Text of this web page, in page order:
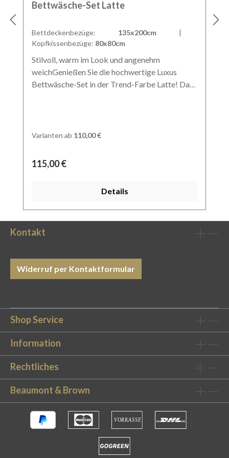
Bettwäsche-Set Latte
Bettdeckenbezüge: 135x200cm |
Kopfkissenbezüge: 80x80cm
Stilvoll, warm im Look und angenehm
weichGenießen Sie die hochwertige Luxus
Bettwäsche-Set in der Trend-Farbe Latte! Das
ausgewogene Balance zwischen Eleganz und
zeichnet sich durch Langlebigkeit und
unzähligen Waschgängen Ihr Aussehen und Ihre
Baumwolle: Das erstklassige Material und die
hohe Fadendichte von 400 TC schaffen eine
zudem für ein perfektes
Schlaferlebnis. Perfekter Sitz: Wir bieten
die praktischen Stoffbändchen, dass die Decke
Unsere Luxus Bettwäsche erfüllt höchste
Qualitätsansprüche und wird als
Hotelbettwäsche in vielen bekannten 5 Sterne
Häusern genutzt. Charmanter Luxus für Ihr
Schlafzimmer Das Bettwäsche-Set Latte ist ein
wahrer Wandlungskünstler. Der dezente,
warme Look passt sich jeder
Schlafzimmereinrichtung an. Das Set ist 2-teilig
und besteht aus Bettdecken- und
Varianten ab 110,00 €
Regulärer Preis:
115,00 €
Details
Kontakt
Widerruf per Kontaktformular
Shop Service
Information
Rechtliches
Beaumont & Brown